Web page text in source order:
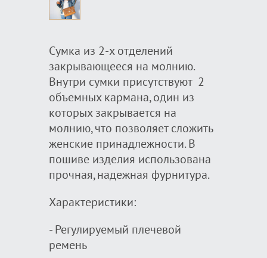
Сумка из 2-x отделений
закрывающееся на молнию.
Внутри сумки присутствуют 2
объемных кармана, один из
которых закрывается на
молнию, что позволяет сложить
женские принадлежности. В
пошиве изделия использована
прочная, надежная фурнитура.
Характеристики:
- Регулируемый плечевой
ремень